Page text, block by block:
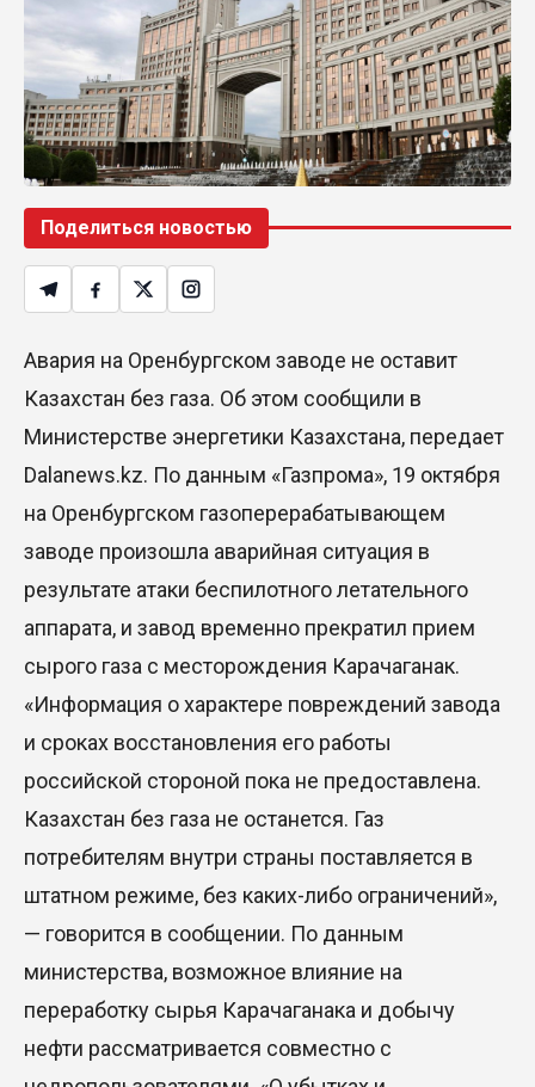
Димаш Кудайберген выпустил клип с красивой
хореографией на народную песню
31 Июл. 2026 14:11
Роботы-доставщики вышли на улицы Астаны
31 Июл. 2026 10:58
В области Абай началось строительство
индустриально-экологического
деревообрабатывающего парка полного цикла
«EcoForest»
Июль и август — непростое время для
аллергиков. Как создать дома пространство, где
HONOR расширяет стратегию бизнеса и
переходит к развитию экосистемы устройств с
искусственным интеллектом
28 Июл. 2026 10:39
какие возможности открывает форум
Казахстана и России
26 Июл. 2026 12:11
Межпартийные теледебаты выйдут в эфире
республиканских телеканалов
Поделиться новостью
Авария на Оренбургском заводе не оставит
Казахстан без газа. Об этом сообщили в
Министерстве энергетики Казахстана, передает
Dalanews.kz. По данным «Газпрома», 19 октября
на Оренбургском газоперерабатывающем
заводе произошла аварийная ситуация в
результате атаки беспилотного летательного
аппарата, и завод временно прекратил прием
сырого газа с месторождения Карачаганак.
«Информация о характере повреждений завода
и сроках восстановления его работы
российской стороной пока не предоставлена.
Казахстан без газа не останется. Газ
потребителям внутри страны поставляется в
штатном режиме, без каких-либо ограничений»,
— говорится в сообщении. По данным
министерства, возможное влияние на
переработку сырья Карачаганака и добычу
нефти рассматривается совместно с